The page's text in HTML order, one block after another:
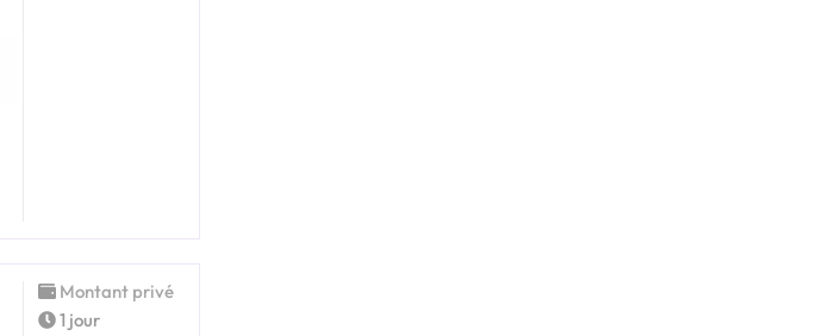
Montant privé
1 jour